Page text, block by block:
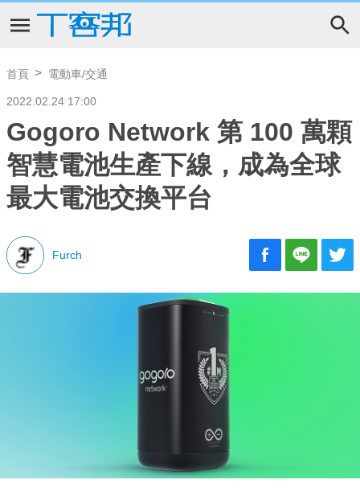
首頁 電動車/交通
2022.02.24 17:00
Gogoro Network 第 100 萬顆
智慧電池生產下線，成為全球
最大電池交換平台
Furch